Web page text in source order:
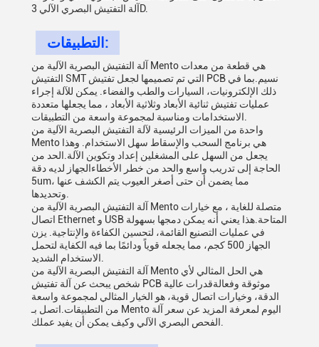
آلة التفتيش البصري الآلي 3D.
التطبيقات:
آلة التفتيش البصرية الآلية من Mento هي قطعة من معدات
التفتيش SMT التي تم تصميمها لجعل تفتيش PCB نسيم.بما في
ذلك الإلكترونيات، السيارات والطب والفضاء. يمكن للآلة إجراء
عمليات تفتيش ثنائية الأبعاد وثلاثية الأبعاد ، مما يجعلها متعددة
واحدة من الميزات الرئيسية لآلة التفتيش البصرية الآلية من
Mento هي برنامج السحب والإسقاط سهل الاستخدام. وهذا
يجعل من السهل على المشغلين إعداد وتكوين الآلة.الحد من
الحاجة إلى تدريب واسع والحد من خطر الأخطاءالجهاز لديه دقة
5um، مما يضمن أن حتى أصغر العيوب يتم الكشف عنها
آلة التفتيش البصرية الآلية من Mento متصلة للغاية ، مع خيارات
اتصال Ethernet و USB المتاحة.هذا يعني أنه يمكن دمجها بسهولة
في عمليات التصنيع القائمة، لتحسين الكفاءة والإنتاجية. يزن
الجهاز 500 كجم، مما يجعله قوياً ودائمًا بما فيه الكفاية لتحمل
آلة التفتيش البصرية الآلية من Mento هي الحل المثالي لأي
شخص يبحث عن آلة تفتيش PCB موثوقة وفعالةقدرات عالية
الدقة، وخيارات اتصال قوية، هو الخيار المثالي لمجموعة واسعة
من التطبيقات.اتصل بـ Mento اليوم لمعرفة المزيد عن سعر آلة